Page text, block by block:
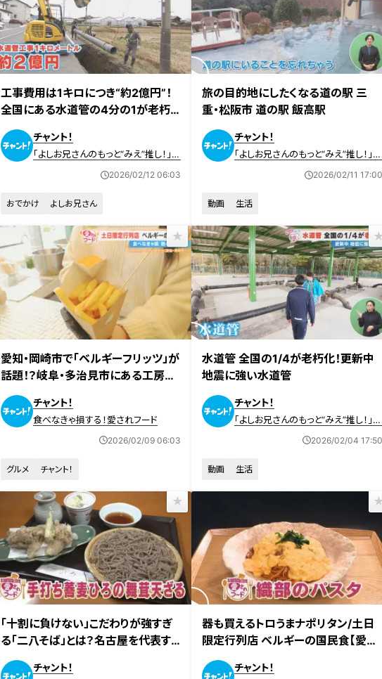
工事費用は1キロにつき“約2億円”！
全国にある水道管の4分の1が老朽
化…三重・津市の浄水場と工事現場
を調査チャント！
「よしお兄さんのもっと“みえ”推し！」記
2026/02/12 06:03
おでかけ よしお兄さん
旅の目的地にしたくなる道の駅 三
重・松阪市 道の駅 飯高駅
チャント！
「よしお兄さんのもっと“みえ”推し！」動
2026/02/11 17:00
動画 生活
愛知・岡崎市で「ベルギーフリッツ」が
話題！？岐阜・多治見市にある工房併
設のカフェも！地元で愛されるグルメ
を調査チャント！
食べなきゃ損する！愛されフード
2026/02/09 06:03
グルメ チャント！
水道管 全国の1/4が老朽化！更新中
地震に強い水道管
チャント！
「よしお兄さんのもっと“みえ”推し！」動
2026/02/04 17:50
動画 生活
「十割に負けない」こだわりが強すぎ
る「二八そば」とは？名古屋を代表す
る洋菓子店の“愛されショートケー
キ”も調査！
チャント！
器も買えるトロうまナポリタン/土日
限定行列店 ベルギーの国民食【愛さ
れフード】
チャント！